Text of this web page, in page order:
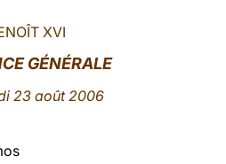
中文
XVI
GÉNÉRALE
23 août 2006